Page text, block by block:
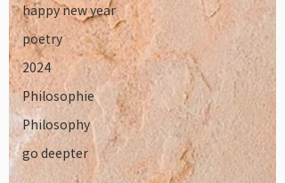
happy new year
poetry
2024
Philosophie
Philosophy
go deepter